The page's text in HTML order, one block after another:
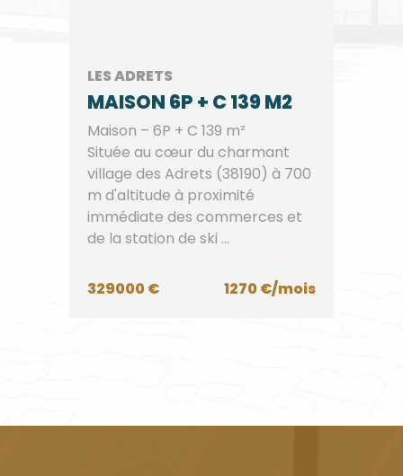
LES ADRETS
MAISON 6P + C 139 M2
Maison – 6P + C 139 m²
Située au cœur du charmant
village des Adrets (38190) à 700
m d'altitude à proximité
immédiate des commerces et
de la station de ski ...
329000 € 1270 €/mois